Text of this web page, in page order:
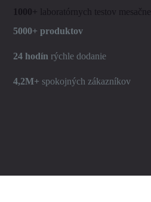
1000+ laboratórnych testov mesačne
5000+ produktov
24 hodín rýchle dodanie
4,2M+ spokojných zákazníkov